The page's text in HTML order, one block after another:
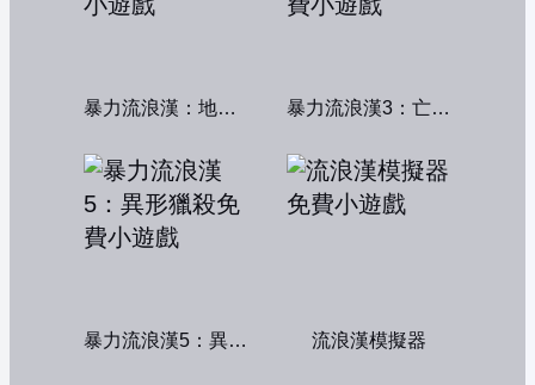
暴力流浪漢：地下秩序 暴力流浪漢3：亡命之徒
暴力流浪漢5：異形獵殺 流浪漢模擬器